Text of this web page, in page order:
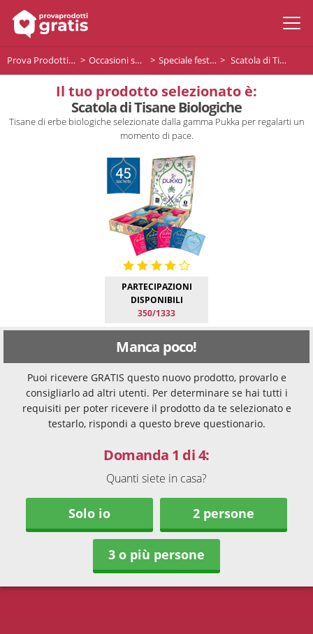
Prova Prodotti Gratis Occasioni speciali Speciale festa della donna Scatola di Tisane Biologiche
Il tuo prodotto selezionato è:
Scatola di Tisane Biologiche
Tisane di erbe biologiche selezionate dalla gamma Pukka per regalarti un
momento di pace.
PARTECIPAZIONI
DISPONIBILI
350/1333
Manca poco!
Puoi ricevere GRATIS questo nuovo prodotto, provarlo e
consigliarlo ad altri utenti. Per determinare se hai tutti i
requisiti per poter ricevere il prodotto da te selezionato e
testarlo, rispondi a questo breve questionario.
Domanda 1 di 4:
Quanti siete in casa?
Solo io 2 persone
3 o più persone